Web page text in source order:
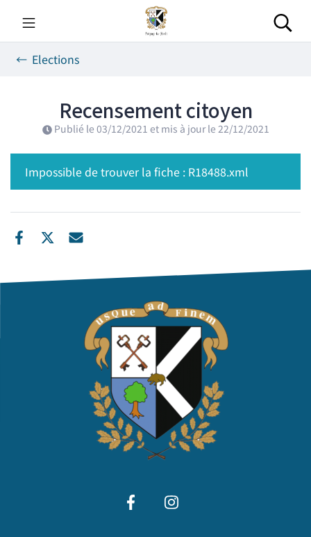
contenu
Elections
Recensement citoyen
Publié le 03/12/2021 et mis à jour le 22/12/2021
Impossible de trouver la fiche : R18488.xml